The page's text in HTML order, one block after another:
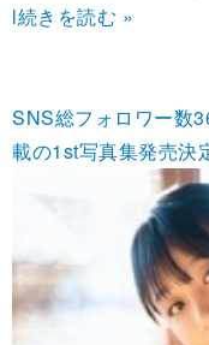
l続きを読む »
SNS総フォロワー数
載の1st写真集発売決